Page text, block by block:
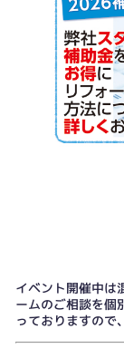
イベント開催中は
ームのご相談を個
っておりますので